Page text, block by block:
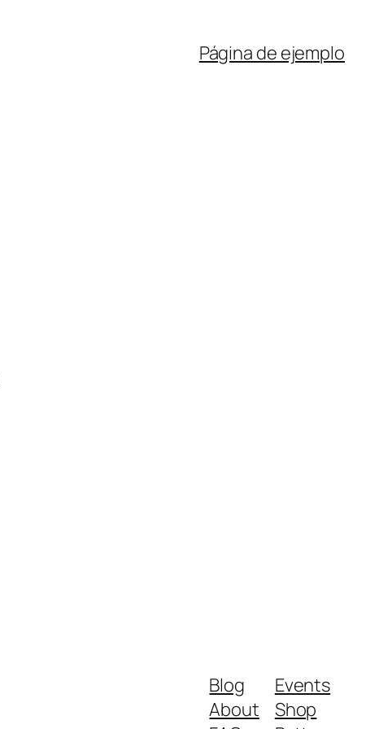
Página de ejemplo
Blog
About
Events
Shop